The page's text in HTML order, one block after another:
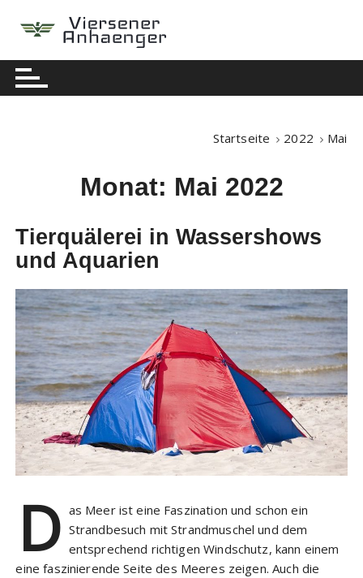
Viersener Anhaenger
Berühmte Nachrichten
Startseite 2022 Mai
Monat: Mai 2022
Tierquälerei in Wassershows
und Aquarien
D as Meer ist eine Faszination und schon ein
Strandbesuch mit Strandmuschel und dem
entsprechend richtigen Windschutz, kann einem
eine faszinierende Seite des Meeres zeigen. Auch die